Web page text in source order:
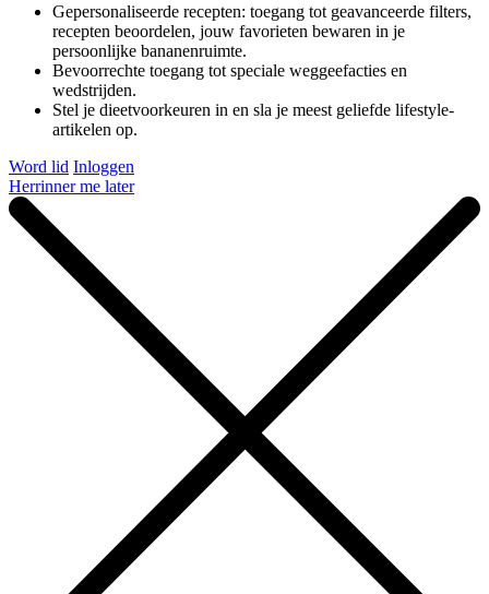
Gepersonaliseerde recepten: toegang tot geavanceerde filters,
recepten beoordelen, jouw favorieten bewaren in je
persoonlijke bananenruimte.
Bevoorrechte toegang tot speciale weggeefacties en
wedstrijden.
Stel je dieetvoorkeuren in en sla je meest geliefde lifestyle-
artikelen op.
Word lid Inloggen
Herrinner me later